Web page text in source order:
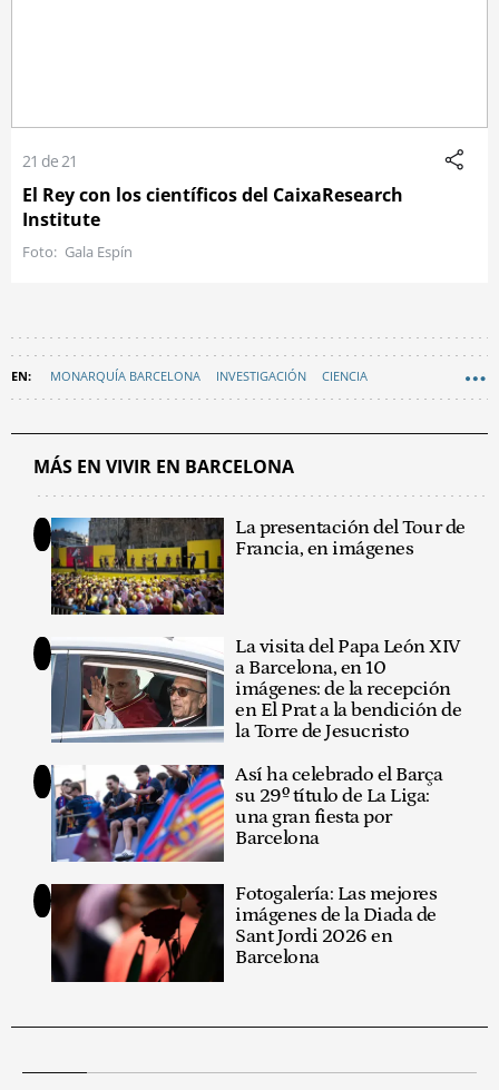
21 de 21
El Rey con los científicos del CaixaResearch
Institute
Gala Espín
MONARQUÍA BARCELONA INVESTIGACIÓN CIENCIA
CANCER
MÁS EN VIVIR EN BARCELONA
La presentación del Tour de
Francia, en imágenes
La visita del Papa León XIV
a Barcelona, en 10
imágenes: de la recepción
en El Prat a la bendición de
la Torre de Jesucristo
Así ha celebrado el Barça
su 29º título de La Liga:
una gran fiesta por
Barcelona
Fotogalería: Las mejores
imágenes de la Diada de
Sant Jordi 2026 en
Barcelona